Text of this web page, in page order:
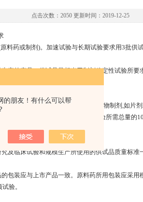
的朋友！有什么可以帮
点击次数：2050 更新时间：2019-12-25
药或制剂)。加速试验与长期试验要求用3批供试
的产品。供试品量相当于制剂稳定性试验所要
,其处方和工艺与大生产一致。药物制剂,如片
批放大规模的数量至少应为各项试验所需总量的
临床试验和规模生产所使用的供试品质童标准
装应与上市产品一致。原料药所用包装应采用
验。